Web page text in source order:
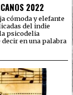
2022
cómoda y elefante
del indie
psicodelia
decir en una palabra